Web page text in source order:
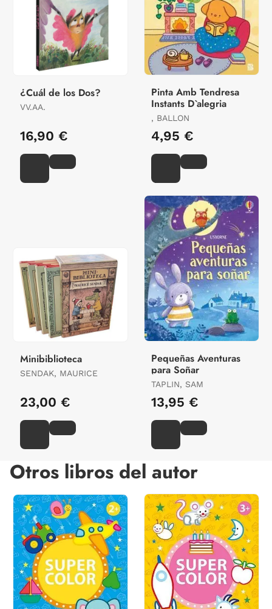
¿Cuál de los Dos?
VV.AA.
16,90 €
Pinta Amb Tendresa
Instants D`alegria
, BALLON
4,95 €
Minibiblioteca
SENDAK, MAURICE
23,00 €
Pequeñas Aventuras
para Soñar
TAPLIN, SAM
13,95 €
Otros libros del autor